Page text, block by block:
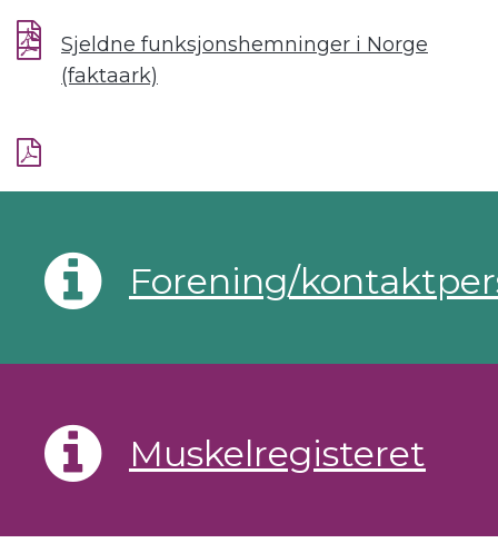
Sjeldne funksjonshemninger i Norge
(faktaark)
Forening/
Muskelregisteret